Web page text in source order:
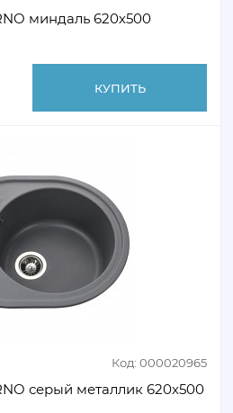
миндаль 620х500
КУПИТЬ
Код: 000020965
серый металлик 620х500